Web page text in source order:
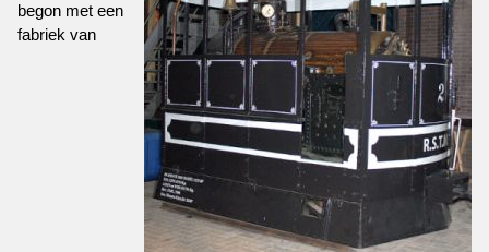
begon met een
fabriek van